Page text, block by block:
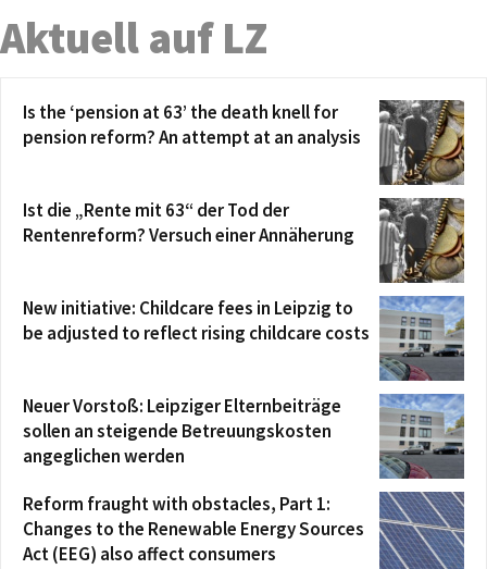
Aktuell auf LZ
Is the ‘pension at 63’ the death knell for
pension reform? An attempt at an analysis
Ist die „Rente mit 63“ der Tod der
Rentenreform? Versuch einer Annäherung
New initiative: Childcare fees in Leipzig to
be adjusted to reflect rising childcare costs
Neuer Vorstoß: Leipziger Elternbeiträge
sollen an steigende Betreuungskosten
angeglichen werden
Reform fraught with obstacles, Part 1:
Changes to the Renewable Energy Sources
Act (EEG) also affect consumers